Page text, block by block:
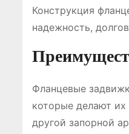
Конструкция
надежность,
Фланцевые
которые делают
другой запорной